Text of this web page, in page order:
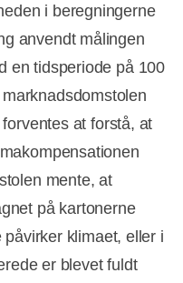
i beregningerne
anvendt målingen
en tidsperiode på 100
at forstå, at
mente, at
på kartonerne
klimaet, eller i
er blevet fuldt